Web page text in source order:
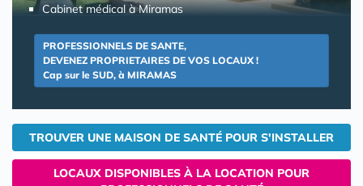
Cabinet médical à Miramas
PROFESSIONNELS DE SANTE,
DEVENEZ PROPRIETAIRES DE VOS LOCAUX !
Cap sur le SUD, à MIRAMAS
TROUVER UNE MAISON DE SANTÉ POUR S'INSTALLER
LOCAUX DISPONIBLES À LA LOCATION POUR